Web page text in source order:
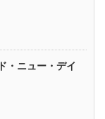
・ニュー・デイ